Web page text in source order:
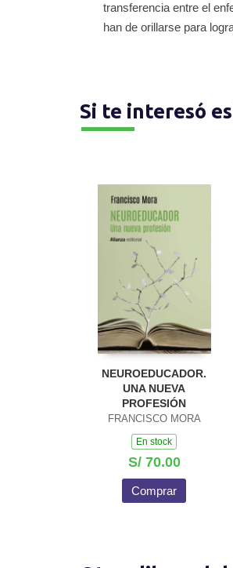
transferencia entre el
han de orillarse para
Si te interesó
NEUROEDUCADOR.
UNA NUEVA
PROFESIÓN
FRANCISCO MORA
En stock
S/ 70.00
Comprar